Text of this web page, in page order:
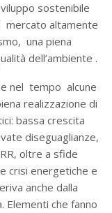
sostenibile
mercato altamente
una piena
dell’ambiente .
nel tempo alcune
realizzazione di
bassa crescita
diseguaglianze,
oltre a sfide
crisi energetiche e
anche dalla
Elementi che fanno